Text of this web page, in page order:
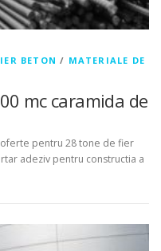
BETON / MATERIALE DE
mc caramida de
pentru 28 tone de fier
adeziv pentru constructia a